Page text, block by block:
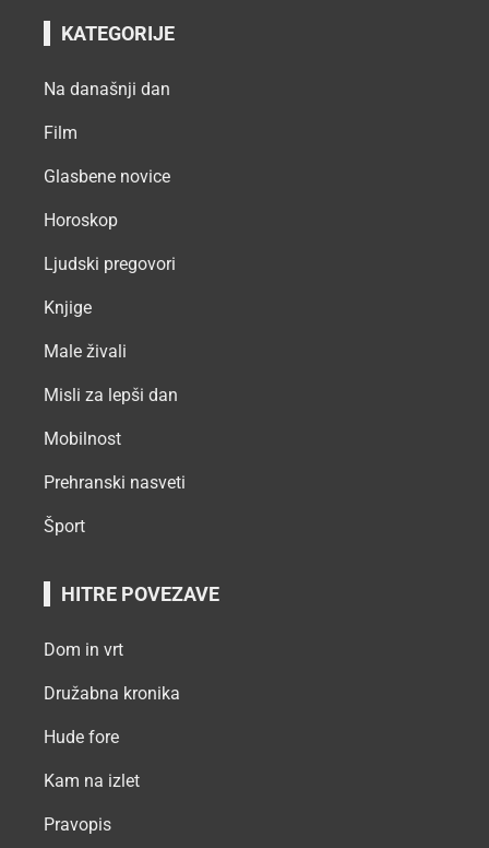
KATEGORIJE
Na današnji dan
Film
Glasbene novice
Horoskop
Ljudski pregovori
Knjige
Male živali
Misli za lepši dan
Mobilnost
Prehranski nasveti
Šport
HITRE POVEZAVE
Dom in vrt
Družabna kronika
Hude fore
Kam na izlet
Pravopis